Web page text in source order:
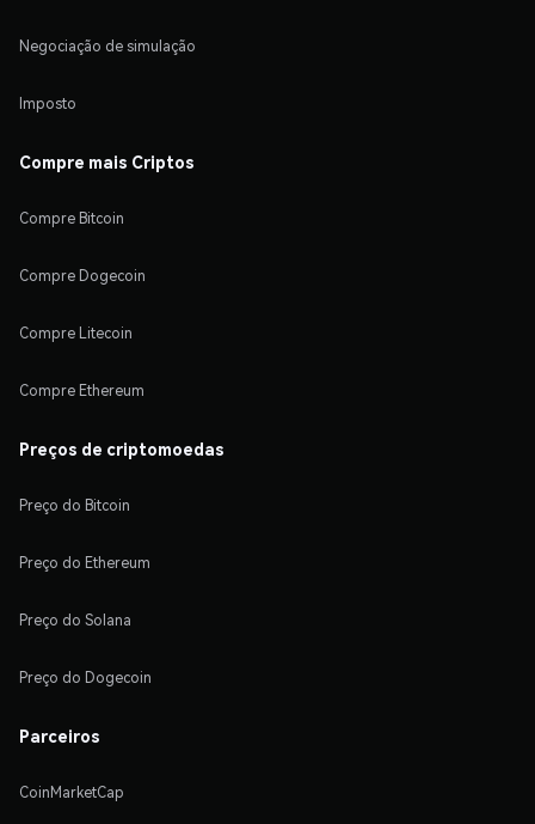
Negociação de simulação
Imposto
Compre mais Criptos
Compre Bitcoin
Compre Dogecoin
Compre Litecoin
Compre Ethereum
Preços de criptomoedas
Preço do Bitcoin
Preço do Ethereum
Preço do Solana
Preço do Dogecoin
Parceiros
CoinMarketCap